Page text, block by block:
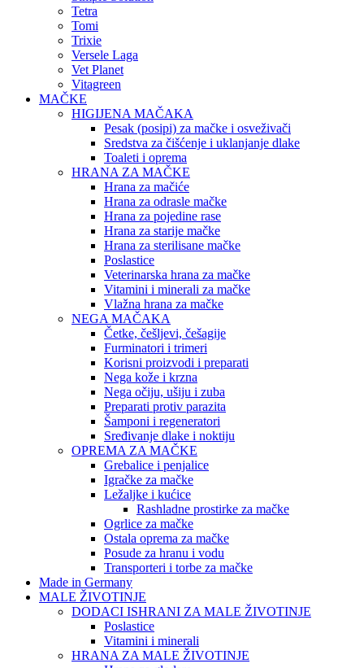
Tetra
Tomi
Trixie
Versele Laga
Vet Planet
Vitagreen
MAČKE
HIGIJENA MAČAKA
Pesak (posipi) za mačke i osveživači
Sredstva za čišćenje i uklanjanje dlake
Toaleti i oprema
HRANA ZA MAČKE
Hrana za mačiće
Hrana za odrasle mačke
Hrana za pojedine rase
Hrana za starije mačke
Hrana za sterilisane mačke
Poslastice
Veterinarska hrana za mačke
Vitamini i minerali za mačke
Vlažna hrana za mačke
NEGA MAČAKA
Četke, češljevi, češagije
Furminatori i trimeri
Korisni proizvodi i preparati
Nega kože i krzna
Nega očiju, ušiju i zuba
Preparati protiv parazita
Šamponi i regeneratori
Sređivanje dlake i noktiju
OPREMA ZA MAČKE
Grebalice i penjalice
Igračke za mačke
Ležaljke i kućice
Rashladne prostirke za mačke
Ogrlice za mačke
Ostala oprema za mačke
Posude za hranu i vodu
Transporteri i torbe za mačke
Made in Germany
MALE ŽIVOTINJE
DODACI ISHRANI ZA MALE ŽIVOTINJE
Poslastice
Vitamini i minerali
HRANA ZA MALE ŽIVOTINJE